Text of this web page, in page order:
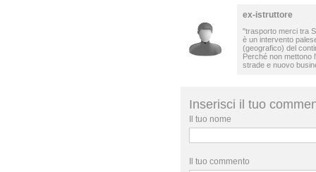
ex-istruttore
"trasporto merci tra
è un intervento
(geografico) del
Perché non mettono
strade e nuovo
Inserisci il tuo
Il tuo nome
Il tuo commento